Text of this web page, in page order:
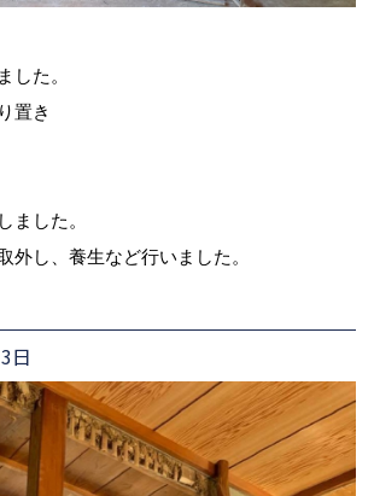
した。
置き
ました。
外し、養生など行いました。
日